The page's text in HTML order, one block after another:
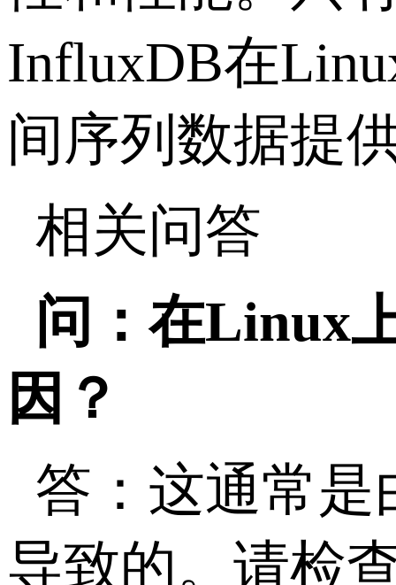
InfluxDB在
间序列数据提
相关问答
问：在Linux
因？
答：这通常是
导致的。请检